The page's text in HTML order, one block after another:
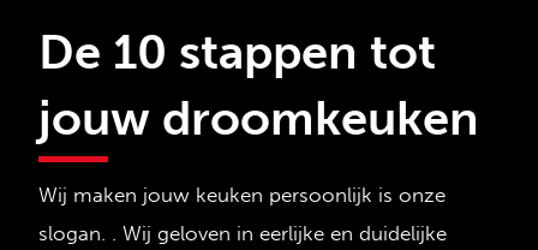
De 10 stappen tot
jouw droomkeuken
Wij maken jouw keuken persoonlijk is onze
slogan. . Wij geloven in eerlijke en duidelijke